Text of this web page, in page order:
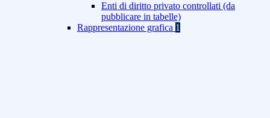
Enti di diritto privato controllati (da
pubblicare in tabelle)
Rappresentazione grafica 1